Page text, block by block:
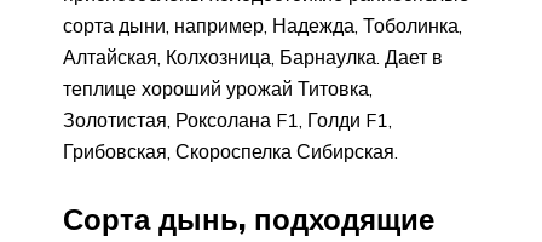
сорта дыни, например, Надежда, Тоболинка,
Алтайская, Колхозница, Барнаулка. Дает в
теплице хороший урожай Титовка,
Золотистая, Роксолана F1, Голди F1,
Грибовская, Скороспелка Сибирская.
Сорта дынь, подходящие